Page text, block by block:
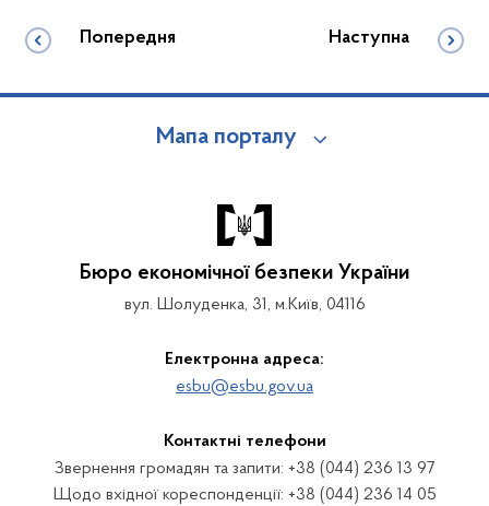
Попередня Наступна
Мапа порталу
Бюро економічної безпеки України
вул. Шолуденка, 31, м.Київ, 04116
Електронна адреса:
esbu@esbu.gov.ua
Контактні телефони
Звернення громадян та запити: +38 (044) 236 13 97
Щодо вхідної кореспонденції: +38 (044) 236 14 05